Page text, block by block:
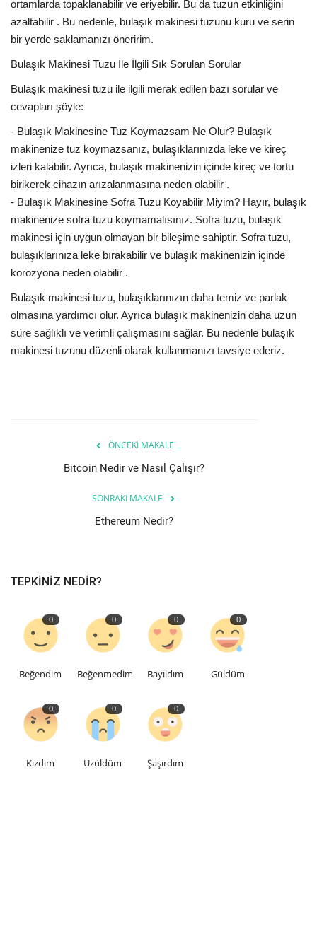
ortamlarda topaklanabilir ve eriyebilir. Bu da tuzun etkinliğini
azaltabilir . Bu nedenle, bulaşık makinesi tuzunu kuru ve serin
bir yerde saklamanızı öneririm.
Bulaşık Makinesi Tuzu İle İlgili Sık Sorulan Sorular
Bulaşık makinesi tuzu ile ilgili merak edilen bazı sorular ve
cevapları şöyle:
- Bulaşık Makinesine Tuz Koymazsam Ne Olur? Bulaşık
makinenize tuz koymazsanız, bulaşıklarınızda leke ve kireç
izleri kalabilir. Ayrıca, bulaşık makinenizin içinde kireç ve tortu
birikerek cihazın arızalanmasına neden olabilir .
- Bulaşık Makinesine Sofra Tuzu Koyabilir Miyim? Hayır, bulaşık
makinenize sofra tuzu koymamalısınız. Sofra tuzu, bulaşık
makinesi için uygun olmayan bir bileşime sahiptir. Sofra tuzu,
bulaşıklarınıza leke bırakabilir ve bulaşık makinenizin içinde
korozyona neden olabilir .
Bulaşık makinesi tuzu, bulaşıklarınızın daha temiz ve parlak
olmasına yardımcı olur. Ayrıca bulaşık makinenizin daha uzun
süre sağlıklı ve verimli çalışmasını sağlar. Bu nedenle bulaşık
makinesi tuzunu düzenli olarak kullanmanızı tavsiye ederiz.
ÖNCEKI MAKALE
Bitcoin Nedir ve Nasıl Çalışır?
SONRAKI MAKALE
Ethereum Nedir?
TEPKINIZ NEDIR?
0
Beğendim
0
Beğenmedim
0
Bayıldım
0
Güldüm
0
Kızdım
0
Üzüldüm
0
Şaşırdım